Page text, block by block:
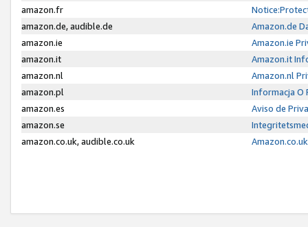
amazon.fr
amazon.de, audible.de
Amazon.de
amazon.ie
Amazon.ie
amazon.it
Amazon.it
amazon.nl
Amazon.nl
amazon.pl
Informacja O
amazon.es
Aviso de
amazon.se
amazon.co.uk, audible.co.uk